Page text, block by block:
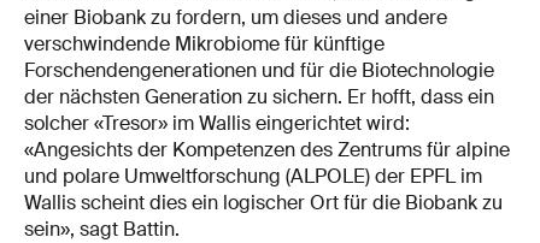
einer Biobank zu fordern, um dieses und andere
verschwindende Mikrobiome für künftige
Forschendengenerationen und für die Biotechnologie
der nächsten Generation zu sichern. Er hofft, dass ein
solcher «Tresor» im Wallis eingerichtet wird:
«Angesichts der Kompetenzen des Zentrums für alpine
und polare Umweltforschung (ALPOLE) der EPFL im
Wallis scheint dies ein logischer Ort für die Biobank zu
sein», sagt Battin.